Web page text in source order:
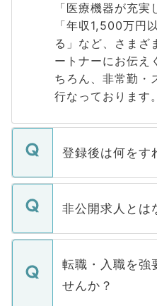
「医療機器が充実
「年収1,500万円
る」など、さまざ
ートナーにお伝え
ちろん、非常勤・
行なっております。
登録後は何をす
ご登録いただきま
登録内容を確認し
ます。通常、5営
いただきますので
非公開求人とは
マイナビ
うち約3割は、
けない「非公開求
下記の理由によっ
転職・入職を強
せんか？